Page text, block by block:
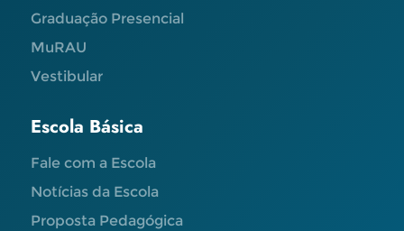
Graduação Presencial
MuRAU
Vestibular
Escola Básica
Fale com a Escola
Notícias da Escola
Proposta Pedagógica